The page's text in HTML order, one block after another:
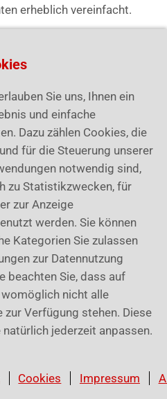
erheblich vereinfacht.
Seite wurden nach
erstellt; für
oder Aktualität wird jedoch
hilfreich?
Sie uns, Ihnen ein
und einfache
Dazu zählen Cookies, die
für die Steuerung unserer
notwendig sind,
zu Statistikzwecken, für
zur Anzeige
werden. Sie können
Kategorien Sie zulassen
zur Datennutzung
beachten Sie, dass auf
nicht alle
Verfügung stehen. Diese
jederzeit anpassen.
Cookies Impressum